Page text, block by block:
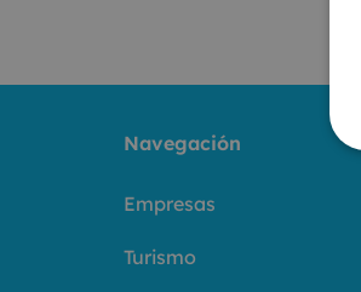
Navegación
Empresas
Turismo